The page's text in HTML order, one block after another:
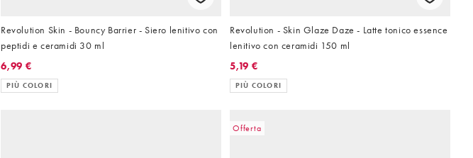
Revolution Skin - Bouncy Barrier - Siero lenitivo con
peptidi e ceramidi 30 ml
6,99 €
PIÙ COLORI
Revolution - Skin Glaze Daze - Latte tonico essence
lenitivo con ceramidi 150 ml
5,19 €
PIÙ COLORI
Offerta